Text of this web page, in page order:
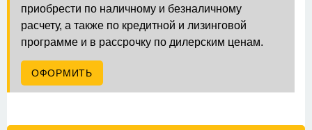
приобрести по наличному и безналичному
расчету, а также по кредитной и лизинговой
программе и в рассрочку по дилерским ценам.
ОФОРМИТЬ